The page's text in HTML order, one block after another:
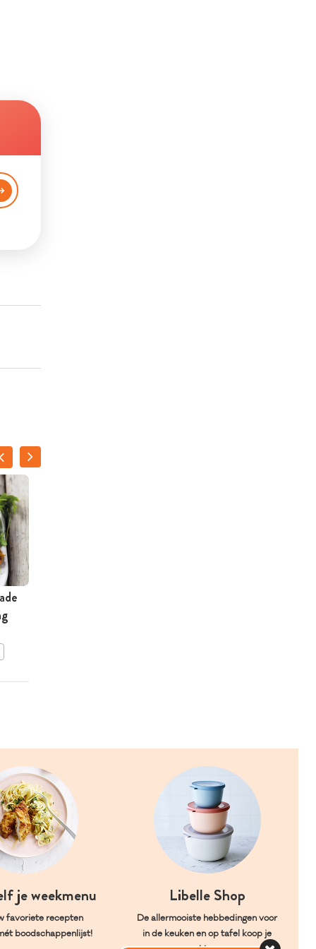
je weekmenu
favoriete recepten
boodschappenlijst!
Libelle Shop
De allermooiste hebbedingen voor
in de keuken en op tafel koop je